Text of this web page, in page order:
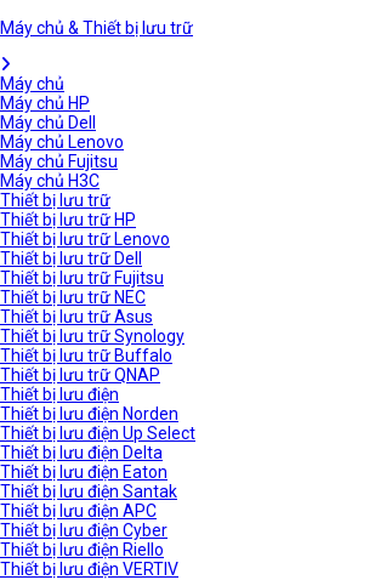
Máy chủ & Thiết bị lưu trữ
Máy chủ
Máy chủ HP
Máy chủ Dell
Máy chủ Lenovo
Máy chủ Fujitsu
Máy chủ H3C
Thiết bị lưu trữ
Thiết bị lưu trữ HP
Thiết bị lưu trữ Lenovo
Thiết bị lưu trữ Dell
Thiết bị lưu trữ Fujitsu
Thiết bị lưu trữ NEC
Thiết bị lưu trữ Asus
Thiết bị lưu trữ Synology
Thiết bị lưu trữ Buffalo
Thiết bị lưu trữ QNAP
Thiết bị lưu điện
Thiết bị lưu điện Norden
Thiết bị lưu điện Up Select
Thiết bị lưu điện Delta
Thiết bị lưu điện Eaton
Thiết bị lưu điện Santak
Thiết bị lưu điện APC
Thiết bị lưu điện Cyber
Thiết bị lưu điện Riello
Thiết bị lưu điện VERTIV